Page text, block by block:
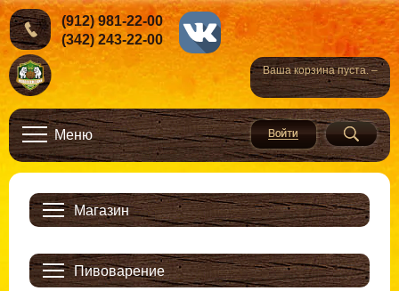
Ваша корзина пуста. –
(912) 981-22-00
(342) 243-22-00
Меню
Магазин
Пивоварение